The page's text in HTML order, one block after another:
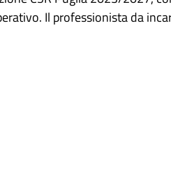
Il professionista da